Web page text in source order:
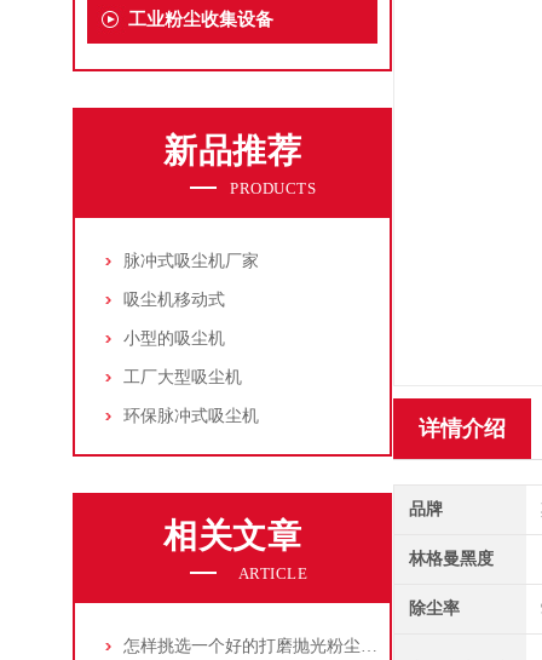
工业粉尘收集设备
新品推荐
PRODUCTS
脉冲式吸尘机厂家
吸尘机移动式
小型的吸尘机
工厂大型吸尘机
环保脉冲式吸尘机
相关文章
ARTICLE
怎样挑选一个好的打磨抛光粉尘吸尘器
详情介绍
品牌
林格曼黑度
除尘率